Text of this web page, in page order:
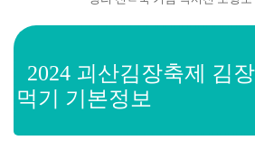
2024 괴산김장축제 김
먹기 기본정보